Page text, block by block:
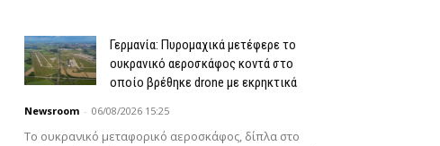
Γερμανία: Πυρομαχικά μετέφερε το
ουκρανικό αεροσκάφος κοντά στο
οποίο βρέθηκε drone με εκρηκτικά
Newsroom - 06/08/2026 15:25
Το ουκρανικό μεταφορικό αεροσκάφος, δίπλα στο